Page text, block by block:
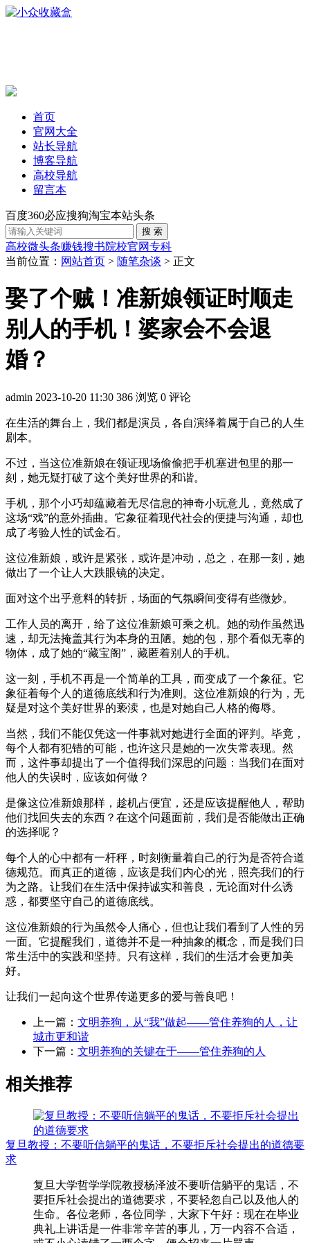
首页
官网大全
站长导航
博客导航
高校导航
留言本
百度360必应搜狗淘宝本站头条
高校微头条赚钱搜书院校官网专科
当前位置： 网站首页 > 随笔杂谈 > 正文
娶了个贼！准新娘领证时顺走
别人的手机！婆家会不会退
婚？
admin 2023-10-20 11:30 386 浏览 0 评论
在生活的舞台上，我们都是演员，各自演绎着属于自己的人生
剧本。
不过，当这位准新娘在领证现场偷偷把手机塞进包里的那一
刻，她无疑打破了这个美好世界的和谐。
手机，那个小巧却蕴藏着无尽信息的神奇小玩意儿，竟然成了
这场“戏”的意外插曲。它象征着现代社会的便捷与沟通，却也
成了考验人性的试金石。
这位准新娘，或许是紧张，或许是冲动，总之，在那一刻，她
做出了一个让人大跌眼镜的决定。
面对这个出乎意料的转折，场面的气氛瞬间变得有些微妙。
工作人员的离开，给了这位准新娘可乘之机。她的动作虽然迅
速，却无法掩盖其行为本身的丑陋。她的包，那个看似无辜的
物体，成了她的“藏宝阁”，藏匿着别人的手机。
这一刻，手机不再是一个简单的工具，而变成了一个象征。它
象征着每个人的道德底线和行为准则。这位准新娘的行为，无
疑是对这个美好世界的亵渎，也是对她自己人格的侮辱。
当然，我们不能仅凭这一件事就对她进行全面的评判。毕竟，
每个人都有犯错的可能，也许这只是她的一次失常表现。然
而，这件事却提出了一个值得我们深思的问题：当我们在面对
他人的失误时，应该如何做？
是像这位准新娘那样，趁机占便宜，还是应该提醒他人，帮助
他们找回失去的东西？在这个问题面前，我们是否能做出正确
的选择呢？
每个人的心中都有一杆秤，时刻衡量着自己的行为是否符合道
德规范。而真正的道德，应该是我们内心的光，照亮我们的行
为之路。让我们在生活中保持诚实和善良，无论面对什么诱
惑，都要坚守自己的道德底线。
这位准新娘的行为虽然令人痛心，但也让我们看到了人性的另
一面。它提醒我们，道德并不是一种抽象的概念，而是我们日
常生活中的实践和坚持。只有这样，我们的生活才会更加美
好。
让我们一起向这个世界传递更多的爱与善良吧！
上一篇： 文明养狗，从“我”做起——管住养狗的人，让
城市更和谐
下一篇： 文明养狗的关键在于——管住养狗的人
相关推荐
复旦教授：不要听信躺平的鬼话，不要拒斥社会提出的道德要
求
复旦大学哲学学院教授杨泽波不要听信躺平的鬼话，不
要拒斥社会提出的道德要求，不要轻忽自己以及他人的
生命。各位老师，各位同学，大家下午好：现在在毕业
典礼上讲话是一件非常辛苦的事儿，万一内容不合适，